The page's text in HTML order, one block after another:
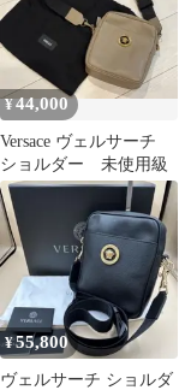
¥44,000
Versace ヴェルサーチ
ショルダー 未使用級
¥55,800
ヴェルサーチ ショルダ